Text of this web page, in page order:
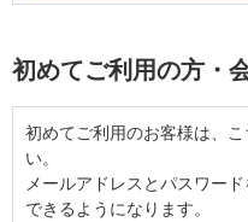
初めてご利用の方・
初めてご利用のお客様は、
い。
メールアドレスとパスワー
できるようになります。